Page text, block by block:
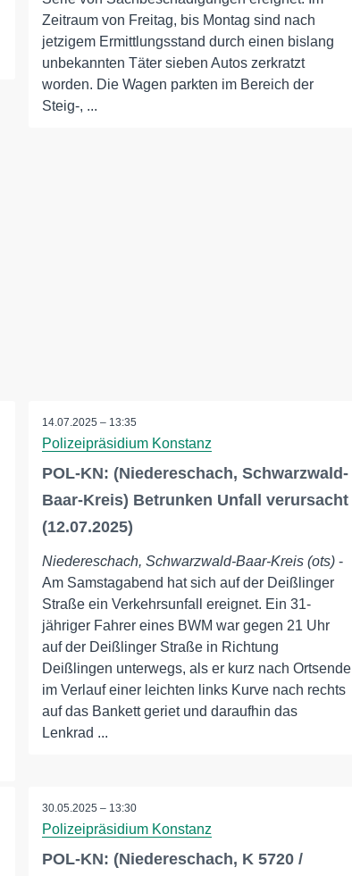
Zeitraum von Freitag, bis Montag sind nach
jetzigem Ermittlungsstand durch einen bislang
unbekannten Täter sieben Autos zerkratzt
worden. Die Wagen parkten im Bereich der
Steig-, ...
14.07.2025 – 13:35
Polizeipräsidium Konstanz
POL-KN: (Niedereschach, Schwarzwald-
Baar-Kreis) Betrunken Unfall verursacht
(12.07.2025)
Niedereschach, Schwarzwald-Baar-Kreis (ots)-
Am Samstagabend hat sich auf der Deißlinger
Straße ein Verkehrsunfall ereignet. Ein 31-
jähriger Fahrer eines BWM war gegen 21 Uhr
auf der Deißlinger Straße in Richtung
Deißlingen unterwegs, als er kurz nach Ortsende
im Verlauf einer leichten links Kurve nach rechts
auf das Bankett geriet und daraufhin das
Lenkrad ...
30.05.2025 – 13:30
Polizeipräsidium Konstanz
POL-KN: (Niedereschach, K 5720 /